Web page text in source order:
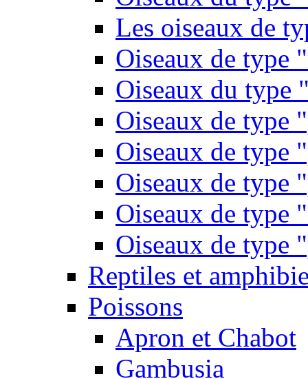
Les oiseaux de
Oiseaux de type
Oiseaux du type
Oiseaux de type
Oiseaux de type
Oiseaux de type
Oiseaux de type
Oiseaux de type
Reptiles et
Poissons
Apron et Chabot
Gambusia